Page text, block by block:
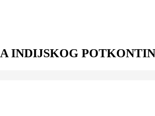
INDIJSKOG